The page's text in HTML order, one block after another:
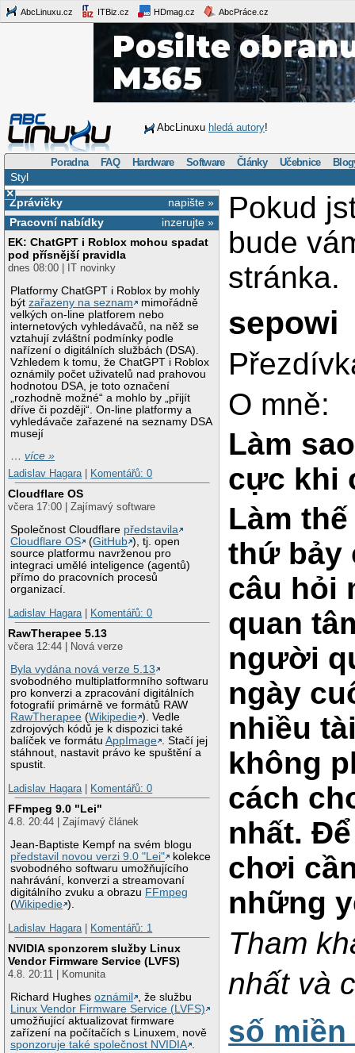
AbcLinuxu.cz ITBiz.cz HDmag.cz AbcPráce.cz
AbcLinuxu hledá autory!
Poradna FAQ Hardware Software Články Učebnice
Styl
×
napište »
Zprávičky
inzerujte »
Pracovní nabídky
EK: ChatGPT i Roblox mohou spadat
pod přísnější pravidla
dnes 08:00 | IT novinky
Platformy ChatGPT i Roblox by mohly
býtzařazeny na seznam
mimořádně
velkých on-line platforem nebo
internetových vyhledávačů, na něž se
vztahují zvláštní podmínky podle
nařízení o digitálních službách (DSA).
Vzhledem k tomu, že ChatGPT i Roblox
oznámily počet uživatelů nad prahovou
hodnotou DSA, je toto označení
„rozhodně možné“ a mohlo by „přijít
dříve či později“. On-line platformy a
vyhledávače zařazené na seznamy DSA
musejí
…více »
Ladislav Hagara
Komentářů: 0
Cloudflare OS
včera 17:00 | Zajímavý software
Společnost Cloudflare představila
Cloudflare OS
(GitHub ), tj. open
source platformu navrženou pro
integraci umělé inteligence (agentů)
přímo do pracovních procesů
organizací.
Ladislav Hagara
Komentářů: 0
RawTherapee 5.13
včera 12:44 | Nová verze
Byla vydána nová verze 5.13
svobodného multiplatformního softwaru
pro konverzi a zpracování digitálních
fotografií primárně ve formátů RAW
RawTherapee (Wikipedie ). Vedle
zdrojových kódů je k dispozici také
balíček ve formátuAppImage . Stačí jej
stáhnout, nastavit právo ke spuštění a
spustit.
Ladislav Hagara
Komentářů: 0
FFmpeg 9.0 "Lei"
4.8. 20:44 | Zajímavý článek
Jean-Baptiste Kempf na svém blogu
představil novou verzi 9.0 "Lei"
kolekce
svobodného softwaru umožňujícího
nahrávání, konverzi a streamovaní
digitálního zvuku a obrazu FFmpeg
(Wikipedie ).
Ladislav Hagara
Komentářů: 1
NVIDIA sponzorem služby Linux
Vendor Firmware Service (LVFS)
4.8. 20:11 | Komunita
Richard Hughesoznámil
, že službu
Linux Vendor Firmware Service (LVFS)
umožňující aktualizovat firmware
zařízení na počítačích s Linuxem, nově
sponzoruje také společnost NVIDIA .
Pokud
bude
stránka.
sepowi
O mně:
Làm
cực khi
Làm
thứ bảy
câu hỏi
quan
người
ngày
nhiều
không
cách
nhất.
chơi
những
Tham
nhất và
số